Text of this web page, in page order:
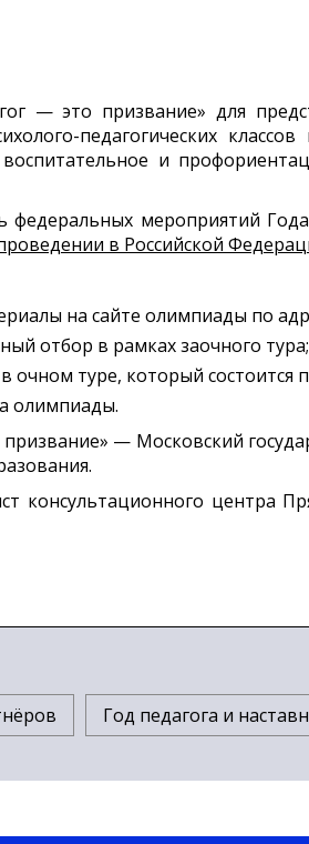
— это призвание» для
педагогических
и
мероприятий Года
в Российской
на сайте олимпиады по
отбор в рамках заочного тура;
туре, который состоится
олимпиады.
— Московский
консультационного центра
Год педагога и